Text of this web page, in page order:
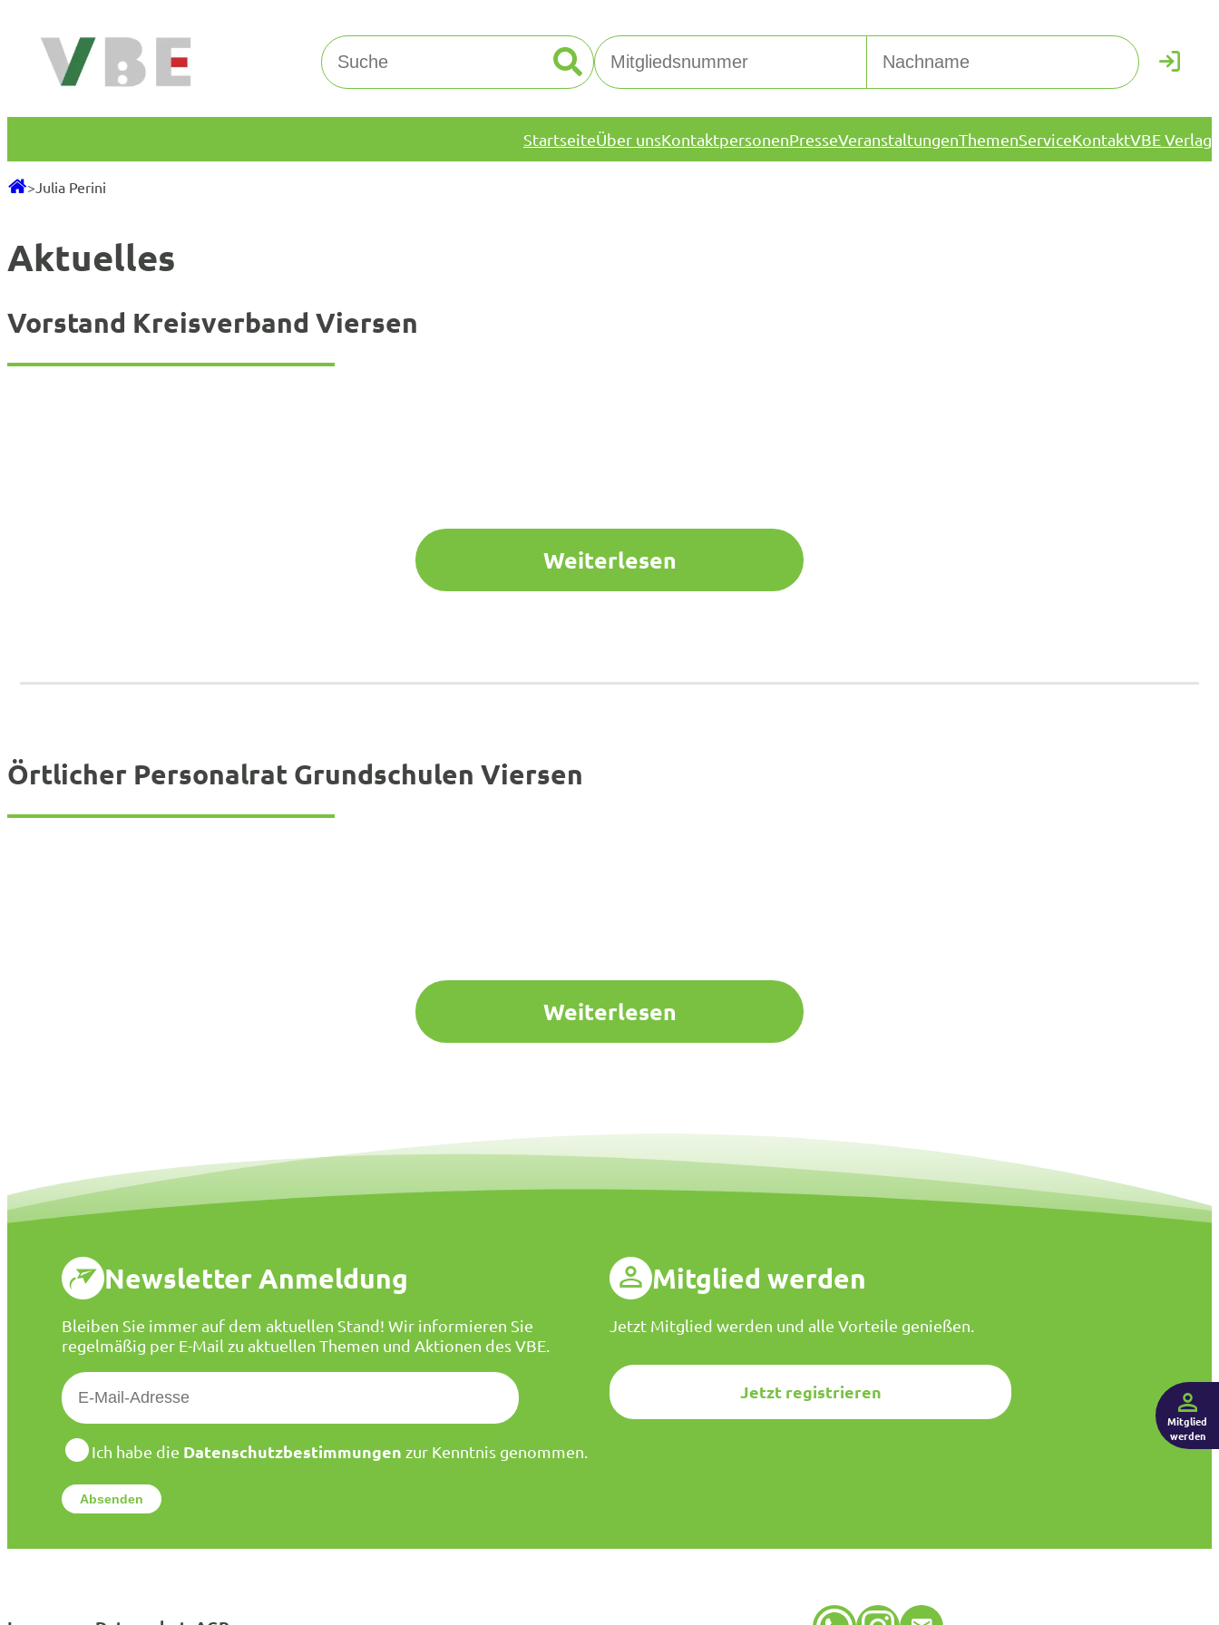
Inhalt
springen
Suchen
StartseiteÜber unsKontaktpersonenPresseVeranstaltungenThemenServiceKontaktVBE Verlag
> Julia Perini
Aktuelles
Vorstand Kreisverband Viersen
Weiterlesen
Örtlicher Personalrat Grundschulen Viersen
Weiterlesen
Newsletter Anmeldung
Bleiben Sie immer auf dem aktuellen Stand! Wir informieren Sie
regelmäßig per E-Mail zu aktuellen Themen und Aktionen des VBE.
E
-
M
a
l
*
D
t
e
Ich habe die Datenschutzbestimmungen zur Kenntnis genommen.
Mitglied werden
Jetzt Mitglied werden und alle Vorteile genießen.
Jetzt registrieren
Mitglied
werden